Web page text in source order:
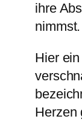
ihre
nimmst.
Hier
Herzen